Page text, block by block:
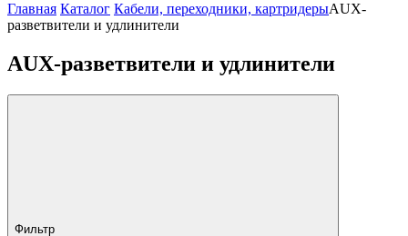
Главная Каталог Кабели, переходники, картридерыAUX-
разветвители и удлинители
AUX-разветвители и удлинители
Фильтр